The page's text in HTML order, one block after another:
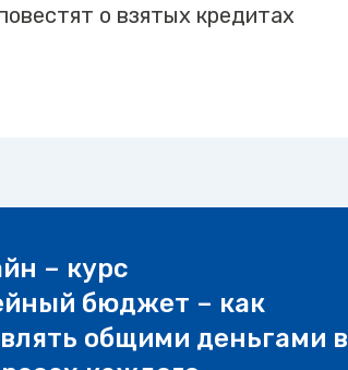
о взятых кредитах
– курс
бюджет – как
общими деньгами в